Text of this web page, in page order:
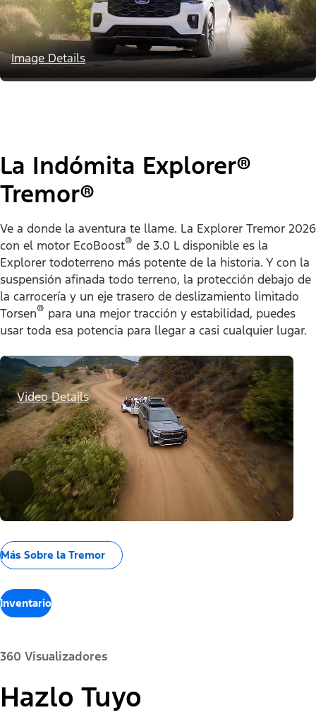
Image Details
La Indómita Explorer®
Tremor®
Ve a donde la aventura te llame. La Explorer Tremor 2026
con el motor EcoBoost® de 3.0 L disponible es la
Explorer todoterreno más potente de la historia. Y con la
suspensión afinada todo terreno, la protección debajo de
la carrocería y un eje trasero de deslizamiento limitado
Torsen® para una mejor tracción y estabilidad, puedes
usar toda esa potencia para llegar a casi cualquier lugar.
Video Details
Más Sobre la Tremor
Inventario
360 Visualizadores
Hazlo Tuyo
Color de la Pintura: